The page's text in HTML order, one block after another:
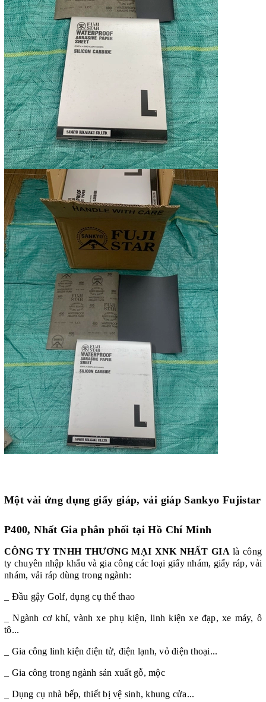
Một vài ứng dụnggiấy giáp, vải giáp Sankyo Fujistar
P400, Nhất Gia phân phối tại Hồ Chí Minh
CÔNG TY TNHH THƯƠNG MẠI XNK NHẤT GIA là công
ty chuyên nhập khẩu và gia công các loại giấy nhám, giấy ráp, vải
nhám, vải ráp dùng trong ngành:
_ Đầu gậy Golf, dụng cụ thể thao
_ Ngành cơ khí, vành xe phụ kiện, linh kiện xe đạp, xe máy, ô
tô...
_ Gia công linh kiện điện tử, điện lạnh, vỏ điện thoại...
_ Gia công trong ngành sản xuất gỗ, mộc
_ Dụng cụ nhà bếp, thiết bị vệ sinh, khung cửa...